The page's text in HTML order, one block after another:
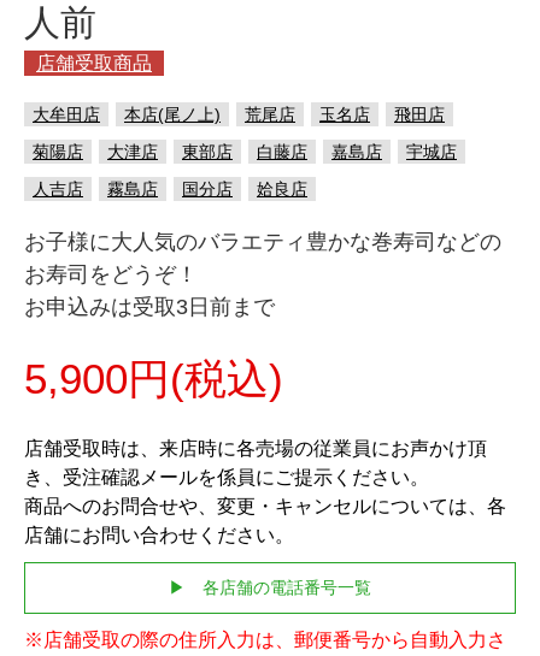
人前
店舗受取商品
大牟田店 本店(尾ノ上) 荒尾店 玉名店
飛田店
菊陽店
大津店 東部店 白藤店 嘉島店
宇城店
人吉店
霧島店 国分店 姶良店
お子様に大人気のバラエティ豊かな巻寿司などの
お寿司をどうぞ！
お申込みは受取3日前まで
5,900円(税込)
店舗受取時は、来店時に各売場の従業員にお声かけ頂
き、受注確認メールを係員にご提示ください。
商品へのお問合せや、変更・キャンセルについては、各
店舗にお問い合わせください。
▶ 各店舗の電話番号一覧
※店舗受取の際の住所入力は、郵便番号から自動入力さ